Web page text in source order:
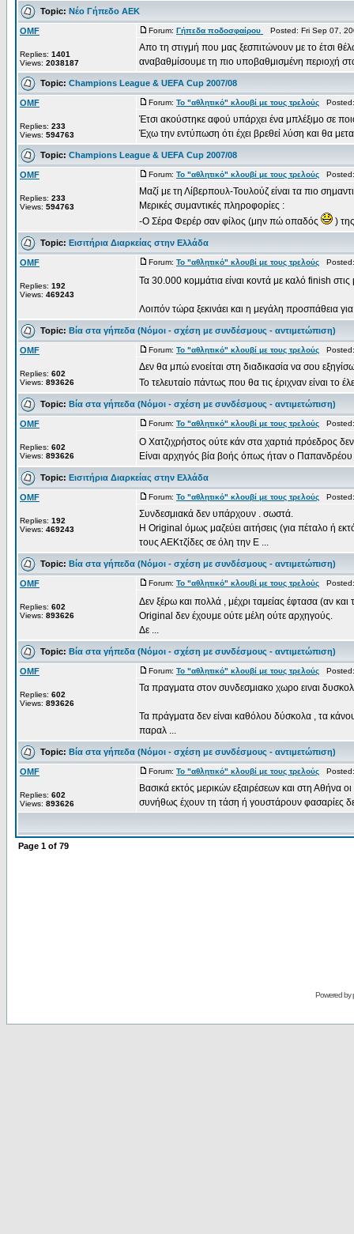
Topic: Νέο Γήπεδο ΑΕΚ
OMF
Replies: 1401
Views: 2038187
Forum: Γήπεδα ποδοσφαίρου Posted: Fri Sep 07,
Απο τη στιγμή που μας ξεσπιτώνουν με το έτσι
αναβαθμίσουμε τη πιο υποβαθμισμένη περιοχή
Topic: Champions League & UEFA Cup 2007/08
OMF
Replies: 233
Views: 594763
Forum: Το "αθλητικό" κλουβί με τους τρελούς
Έτσι ακούστηκε αφού υπάρχει ένα μπλέξιμο σε
Έχω την εντύπωση ότι έχει βρεθεί λύση και θα
Topic: Champions League & UEFA Cup 2007/08
OMF
Replies: 233
Views: 594763
Forum: Το "αθλητικό" κλουβί με τους τρελούς
Μαζί με τη Λίβερπουλ-Τουλούζ είναι τα πιο
Μερικές συμαντικές πληροφορίες :
-Ο Σέρα Φερέρ σαν φίλος (μην πώ οπαδός
)
Topic: Εισιτήρια Διαρκείας στην Ελλάδα
OMF
Replies: 192
Views: 469243
Forum: Το "αθλητικό" κλουβί με τους τρελούς
Τα 30.000 κομμάτια είναι κοντά με καλό finish
Λοιπόν τώρα ξεκινάει και η μεγάλη προσπάθεια
Topic: Βία στα γήπεδα (Νόμοι - σχέση με συνδέσμους - αντιμετώπιση)
OMF
Replies: 602
Views: 893626
Forum: Το "αθλητικό" κλουβί με τους τρελούς
Δεν θα μπώ ενοείται στη διαδικασία να σου
Το τελευταίο πάντως που θα τις έριχναν είναι το
Topic: Βία στα γήπεδα (Νόμοι - σχέση με συνδέσμους - αντιμετώπιση)
OMF
Replies: 602
Views: 893626
Forum: Το "αθλητικό" κλουβί με τους τρελούς
Ο Χατζιχρήστος ούτε κάν στα χαρτιά πρόεδρος δεν
Είναι αρχηγός βία βοής όπως ήταν ο Παπανδρέου
Topic: Εισιτήρια Διαρκείας στην Ελλάδα
OMF
Replies: 192
Views: 469243
Forum: Το "αθλητικό" κλουβί με τους τρελούς
Συνδεσμιακά δεν υπάρχουν . σωστά.
Η Original όμως μαζεύει αιτήσεις (για πέταλο ή
τους ΑΕΚτζίδες σε όλη την Ε ...
Topic: Βία στα γήπεδα (Νόμοι - σχέση με συνδέσμους - αντιμετώπιση)
OMF
Replies: 602
Views: 893626
Forum: Το "αθλητικό" κλουβί με τους τρελούς
Δεν ξέρω και πολλά , μέχρι ταμείας έφτασα (αν
Original δεν έχουμε ούτε μέλη ούτε αρχηγούς.
Δε ...
Topic: Βία στα γήπεδα (Νόμοι - σχέση με συνδέσμους - αντιμετώπιση)
OMF
Replies: 602
Views: 893626
Forum: Το "αθλητικό" κλουβί με τους τρελούς
Τα πραγματα στον συνδεσμιακο χωρο ειναι
Τα πράγματα δεν είναι καθόλου δύσκολα , τα
παραλ ...
Topic: Βία στα γήπεδα (Νόμοι - σχέση με συνδέσμους - αντιμετώπιση)
OMF
Replies: 602
Views: 893626
Forum: Το "αθλητικό" κλουβί με τους τρελούς
Βασικά εκτός μερικών εξαιρέσεων και στη Αθήνα
συνήθως έχουν τη τάση ή γουστάρουν φασαρίες
Page 1 of 79
Powered by